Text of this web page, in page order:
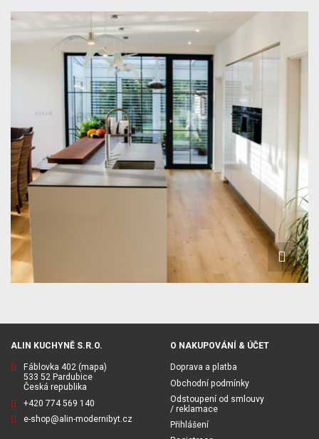
ALIN KUCHYNĚ S.R.O.
Fáblovka 402 (mapa)
533 52 Pardubice
Česká republika
+420 774 569 140
e-shop@alin-modernibyt.cz
O NAKUPOVÁNÍ & ÚČET
Doprava a platba
Obchodní podmínky
Odstoupení od smlouvy
/ reklamace
Přihlášení